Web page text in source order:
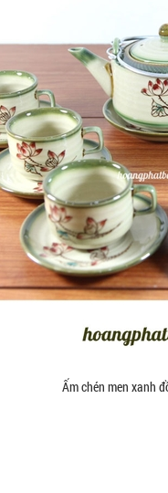
Ấm chén men xanh